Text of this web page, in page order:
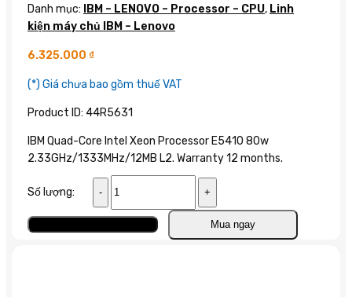
Danh mục: IBM – LENOVO – Processor – CPU, Linh
kiện máy chủ IBM – Lenovo
6.325.000 ₫
(*) Giá chưa bao gồm thuế VAT
Product ID: 44R5631
IBM Quad-Core Intel Xeon Processor E5410 80w
2.33GHz/1333MHz/12MB L2. Warranty 12 months.
Số lượng:
Quad-
Core
Intel
Mua ngay